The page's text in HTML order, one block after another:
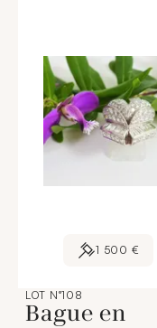
1 500 €
LOT N°108
Bague en